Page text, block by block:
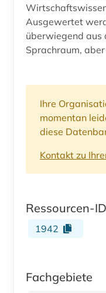
Ausgewertet
überwiegend aus
Sprachraum,
Ihre
momentan
diese
Kontakt zu
Ressourcen-ID
1942
Fachgebiete